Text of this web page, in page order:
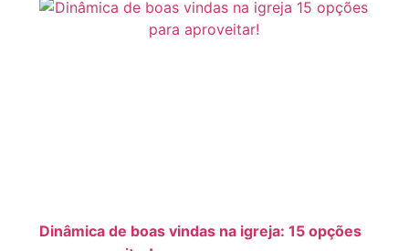
Dinâmica de boas vindas na igreja: 15 opções